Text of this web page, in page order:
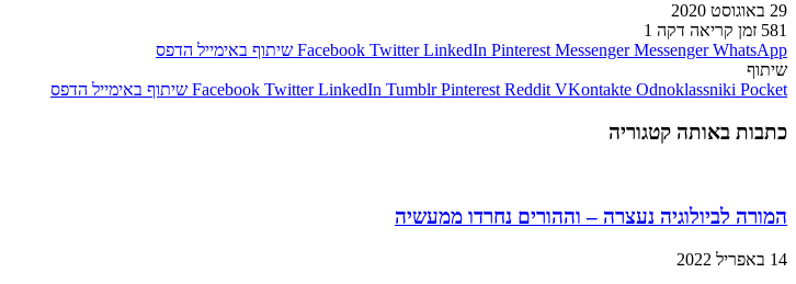
29 באוגוסט 2020
581 זמן קריאה דקה 1
Facebook Twitter LinkedIn Pinterest Messenger Messenger WhatsApp שיתוף באימייל הדפס
שיתוף
Facebook Twitter LinkedIn Tumblr Pinterest Reddit VKontakte Odnoklassniki Pocket שיתוף באימייל הדפס
כתבות באותה קטגוריה
המורה לביולוגיה נעצרה – וההורים נחרדו ממעשיה
14 באפריל 2022